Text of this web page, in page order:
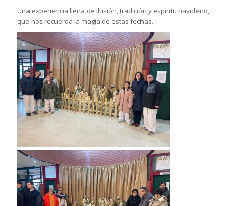
Una experiencia llena de ilusión, tradición y espíritu navideño,
que nos recuerda la magia de estas fechas.